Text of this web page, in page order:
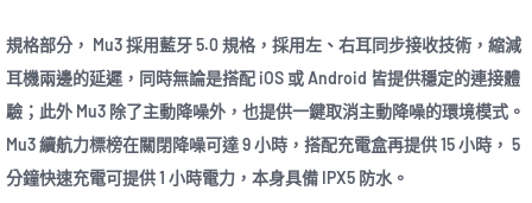
規格部分， Mu3 採用藍牙 5.0 規格，採用左、右耳同步接收技術，縮減
耳機兩邊的延遲，同時無論是搭配 iOS 或 Android 皆提供穩定的連接體
驗；此外 Mu3 除了主動降噪外，也提供一鍵取消主動降噪的環境模式。
Mu3 續航力標榜在關閉降噪可達 9 小時，搭配充電盒再提供 15 小時， 5
分鐘快速充電可提供 1 小時電力，本身具備 IPX5 防水。